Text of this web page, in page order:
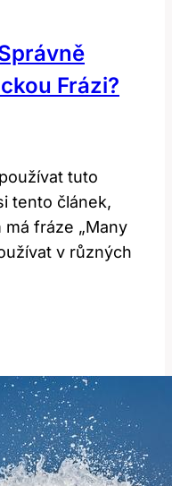
Frázi?
tuto
tento článek,
fráze „Many
v různých